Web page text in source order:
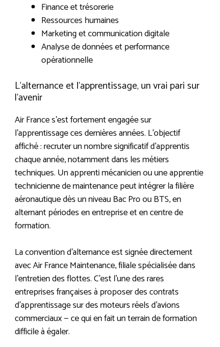
Finance et trésorerie
Ressources humaines
Marketing et communication digitale
Analyse de données et performance
opérationnelle
L’alternance et l’apprentissage, un vrai pari sur
l’avenir
Air France s’est fortement engagée sur
l’apprentissage ces dernières années. L’objectif
affiché : recruter un nombre significatif d’apprentis
chaque année, notamment dans les métiers
techniques. Un apprenti mécanicien ou une apprentie
technicienne de maintenance peut intégrer la filière
aéronautique dès un niveau Bac Pro ou BTS, en
alternant périodes en entreprise et en centre de
formation.
La convention d’alternance est signée directement
avec Air France Maintenance, filiale spécialisée dans
l’entretien des flottes. C’est l’une des rares
entreprises françaises à proposer des contrats
d’apprentissage sur des moteurs réels d’avions
commerciaux — ce qui en fait un terrain de formation
difficile à égaler.